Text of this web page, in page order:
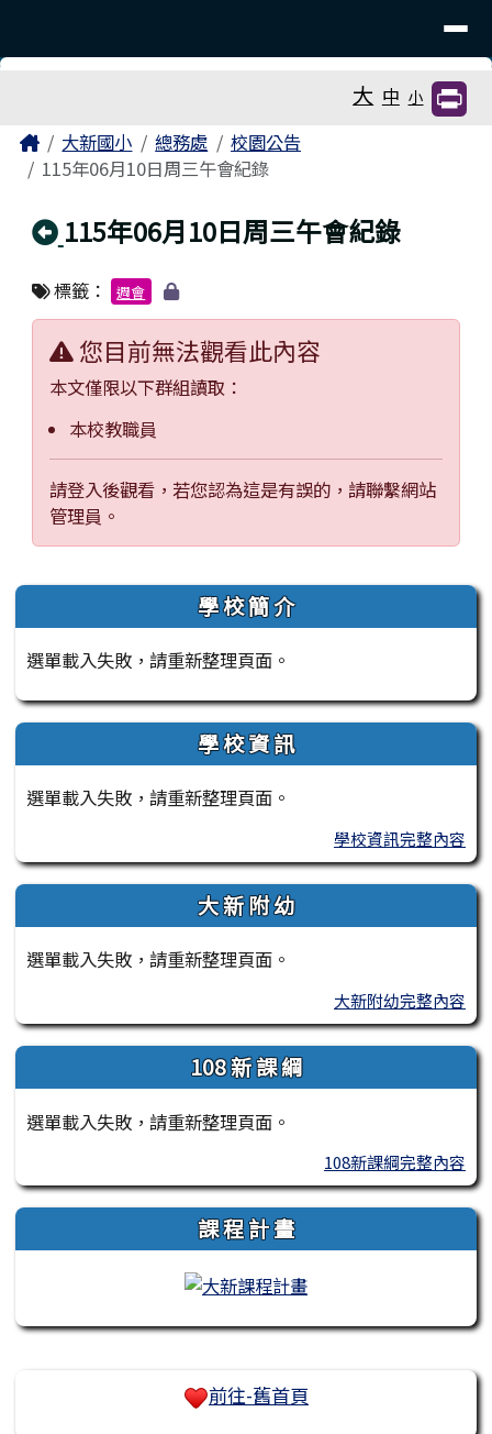
大 中 小
主內容區域
Home大新國小 總務處
校園公告
115年06月10日周三午會紀錄
回上頁
115年06月10日周三午會紀錄
標籤： 週會
您目前無法觀看此內容
本文僅限以下群組讀取：
本校教職員
請登入後觀看，若您認為這是有誤的，請聯繫網站
管理員。
左邊區域內容 學 校 簡 介
選單載入失敗，請重新整理頁面。
學 校 資 訊
選單載入失敗，請重新整理頁面。
學校資訊完整內容
大 新 附 幼
選單載入失敗，請重新整理頁面。
大新附幼完整內容
108 新 課 綱
選單載入失敗，請重新整理頁面。
108新課綱完整內容
課 程 計 畫
前往-舊首頁
頁尾區域